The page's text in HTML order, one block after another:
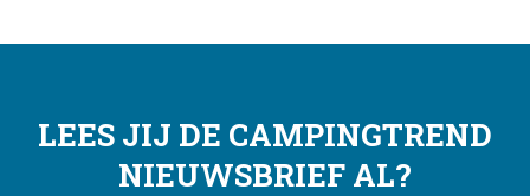
LEES JIJ DE CAMPINGTREND
NIEUWSBRIEF AL?